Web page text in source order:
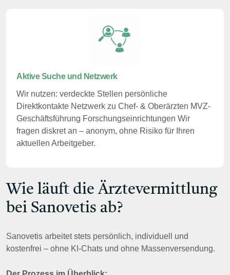
Aktive Suche und Netzwerk
Wir nutzen: verdeckte Stellen persönliche
Direktkontakte Netzwerk zu Chef- & Oberärzten MVZ-
Geschäftsführung Forschungseinrichtungen Wir
fragen diskret an – anonym, ohne Risiko für Ihren
aktuellen Arbeitgeber.
Wie läuft die Ärztevermittlung
bei Sanovetis ab?
Sanovetis arbeitet stets persönlich, individuell und
kostenfrei – ohne KI-Chats und ohne Massenversendung.